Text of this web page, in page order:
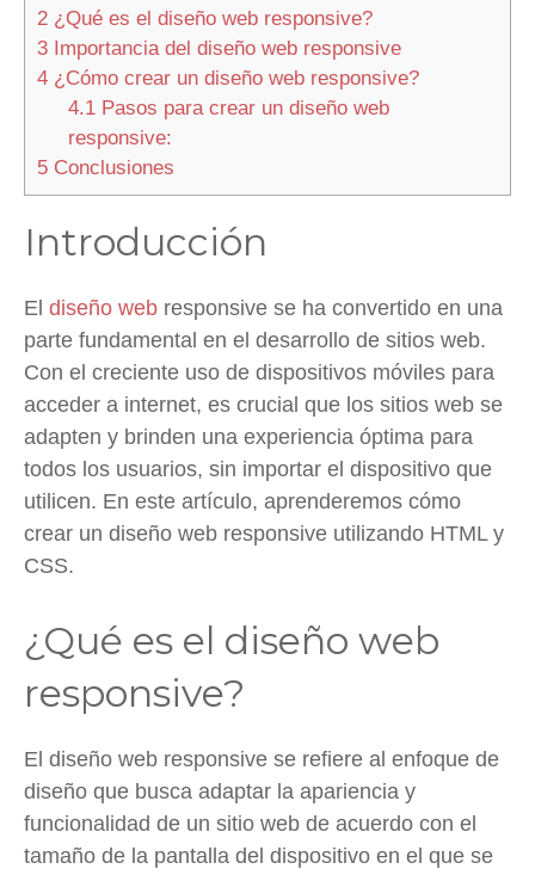
2 ¿Qué es el diseño web responsive?
3 Importancia del diseño web responsive
4 ¿Cómo crear un diseño web responsive?
4.1Pasos para crear un diseño web
responsive:
5 Conclusiones
Introducción
El diseño web responsive se ha convertido en una
parte fundamental en el desarrollo de sitios web.
Con el creciente uso de dispositivos móviles para
acceder a internet, es crucial que los sitios web se
adapten y brinden una experiencia óptima para
todos los usuarios, sin importar el dispositivo que
utilicen. En este artículo, aprenderemos cómo
crear un diseño web responsive utilizando HTML y
CSS.
¿Qué es el diseño web
responsive?
El diseño web responsive se refiere al enfoque de
diseño que busca adaptar la apariencia y
funcionalidad de un sitio web de acuerdo con el
tamaño de la pantalla del dispositivo en el que se